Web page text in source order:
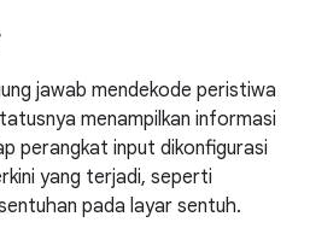
jawab mendekode peristiwa
menampilkan informasi
perangkat input dikonfigurasi
yang terjadi, seperti
pada layar sentuh.